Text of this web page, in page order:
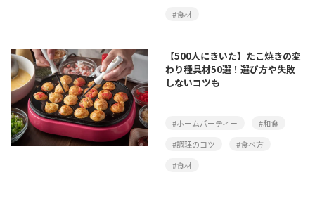
#食材
【500人にきいた】たこ焼きの変
わり種具材50選！選び方や失敗
しないコツも
#ホームパーティー
#和食
#調理のコツ
#食べ方
#食材